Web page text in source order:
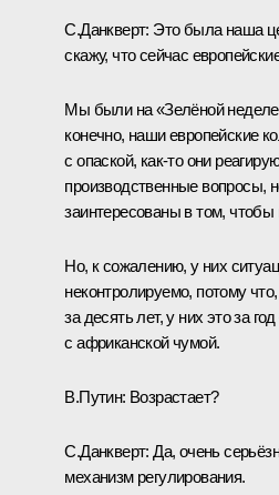
С.Данкверт: Это была наша
скажу, что сейчас
Мы были на «Зелёной
конечно, наши европейские
с опаской, как‑то они
производственные вопросы,
заинтересованы в том,
Но, к сожалению, у них
неконтролируемо, потому
за десять лет, у них это за
с африканской чумой.
В.Путин: Возрастает?
С.Данкверт:Да, очень
механизм регулирования.